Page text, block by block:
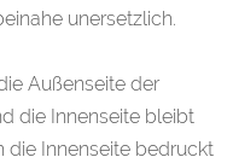
unersetzlich.
Außenseite der
die Innenseite bleibt
die Innenseite bedruckt